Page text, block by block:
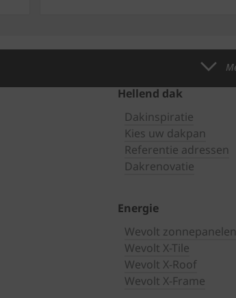
Hellend dak
Dakinspiratie
Kies uw dakpan
Referentie adressen
Dakrenovatie
Energie
Wevolt zonnepanelen
Wevolt X-Tile
Wevolt X-Roof
Wevolt X-Frame